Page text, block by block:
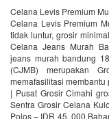
Celana Levis Premium
Celana Levis Premium
tidak luntur, grosir
Celana Jeans Murah
jeans murah bandung
(CJMB) merupakan
memafasilitasi
| Pusat Grosir Cimahi
Sentra Grosir Celana
Polos – IDR 45. 000